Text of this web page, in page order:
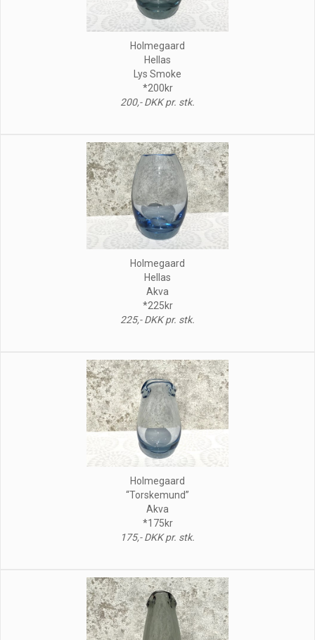
Holmegaard
Hellas
Lys Smoke
*200kr
200,- DKK pr. stk.
Holmegaard
Hellas
Akva
*225kr
225,- DKK pr. stk.
Holmegaard
“Torskemund”
Akva
*175kr
175,- DKK pr. stk.